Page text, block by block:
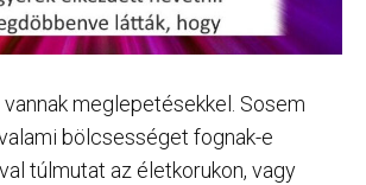
meglepetésekkel. Sosem
bölcsességet fognak-e
túlmutat az életkorukon, vagy